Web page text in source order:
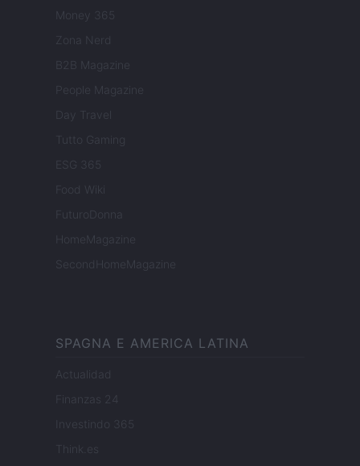
Money 365
Zona Nerd
B2B Magazine
People Magazine
Day Travel
Tutto Gaming
ESG 365
Food Wiki
FuturoDonna
HomeMagazine
SecondHomeMagazine
SPAGNA E AMERICA LATINA
Actualidad
Finanzas 24
Investindo 365
Think.es